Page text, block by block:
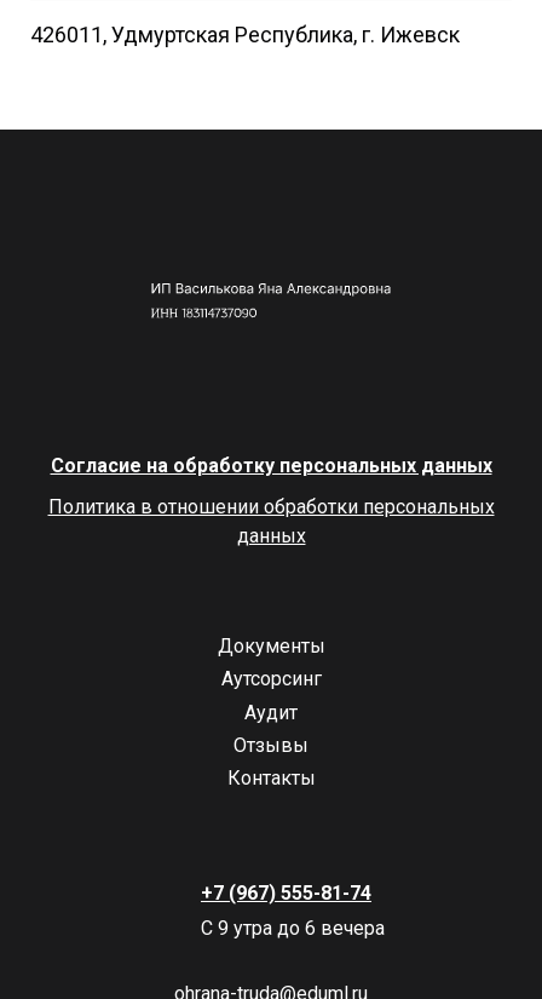
426011, Удмуртская Республика, г. Ижевск
Согласие на обработку персональных данных
Политика в отношении обработки персональных
данных
Документы
Аутсорсинг
Аудит
Отзывы
Контакты
+7 (967) 555-81-74
С 9 утра до 6 вечера
ohrana-truda@eduml.ru